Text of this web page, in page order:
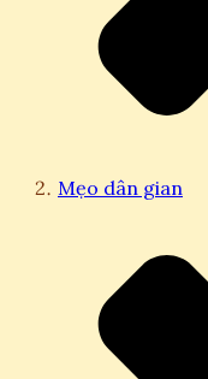
Mẹo dân gian